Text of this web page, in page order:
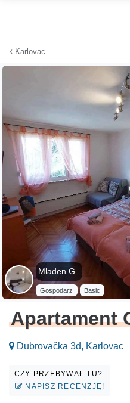
Karlovac
Mladen G .
Gospodarz Basic
Apartament
Dubrovačka 3d, Karlovac
CZY PRZEBYWAŁ TU?
NAPISZ RECENZJĘ!